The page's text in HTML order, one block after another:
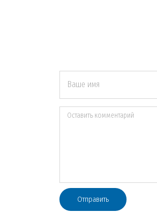
Ваше имя
Оставить комментарий
Отправить